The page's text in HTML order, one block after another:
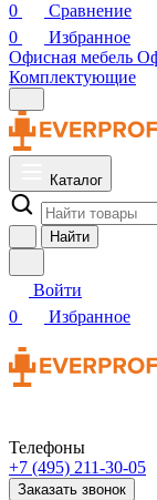
0
Сравнение
0
Избранное
Офисная мебель
Комплектующие
Каталог
Найти
Войти
0
Избранное
Телефоны
+7 (495) 211-30-05
Заказать звонок